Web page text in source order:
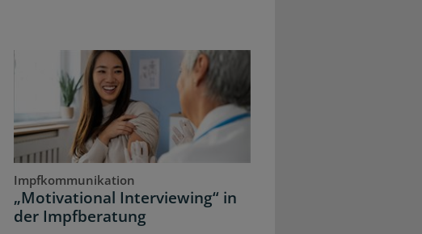
Impfkommunikation
„Motivational Interviewing“ in
der Impfberatung